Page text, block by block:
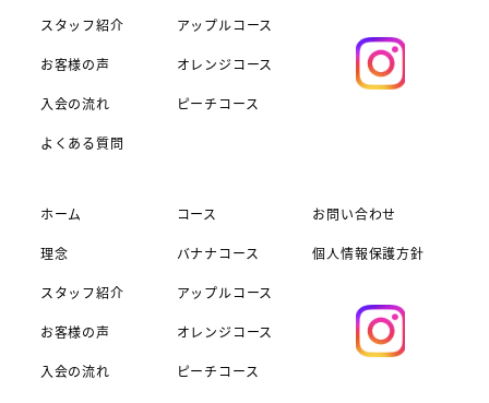
スタッフ紹介
お客様の声
入会の流れ
よくある質問
アップルコース
オレンジコース
ピーチコース
ホーム
理念
スタッフ紹介
お客様の声
入会の流れ
コース
バナナコース
アップルコース
オレンジコース
ピーチコース
お問い合わせ
個人情報保護方針